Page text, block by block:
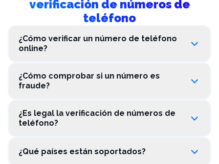
verificación de números de
teléfono
¿Cómo verificar un número de teléfono
online?
¿Cómo comprobar si un número es
fraude?
¿Es legal la verificación de números de
teléfono?
¿Qué países están soportados?